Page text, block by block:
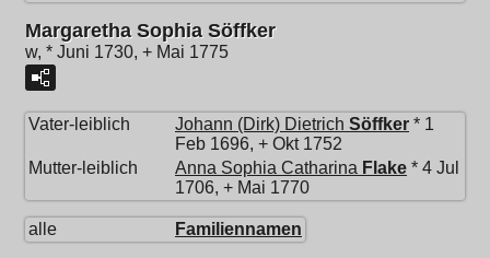
Margaretha Sophia Söffker
w, * Juni 1730, + Mai 1775
Vater-leiblich Johann (Dirk) Dietrich Söffker * 1
Feb 1696, + Okt 1752
Mutter-leiblich
Anna Sophia Catharina Flake * 4 Jul
1706, + Mai 1770
alle Familiennamen